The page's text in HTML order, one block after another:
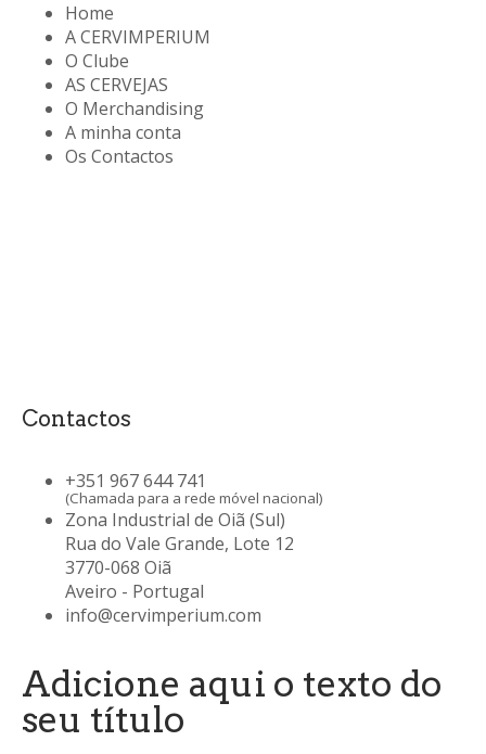
Home
A CERVIMPERIUM
O Clube
AS CERVEJAS
O Merchandising
A minha conta
Os Contactos
Contactos
+351 967 644 741
(Chamada para a rede móvel nacional)
Zona Industrial de Oiã (Sul)
Rua do Vale Grande, Lote 12
3770-068 Oiã
Aveiro - Portugal
info@cervimperium.com
Adicione aqui o texto do
seu título